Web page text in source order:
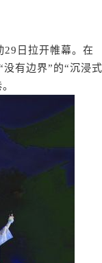
日拉开帷幕。在
有边界”的“沉浸式